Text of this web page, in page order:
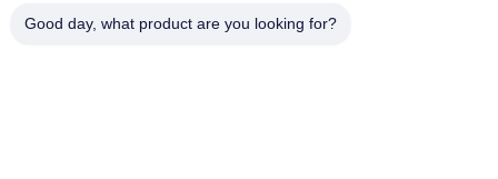
Good day, what product are you looking for?